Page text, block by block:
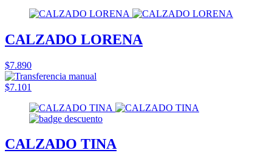
CALZADO LORENA
$7.890
$7.101
CALZADO TINA